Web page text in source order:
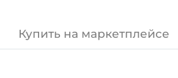
Купить на маркетплейсе